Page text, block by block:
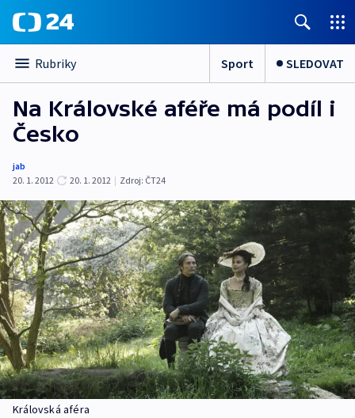
Rubriky Sport SLEDOVAT
Na Královské aféře má podíl i
Česko
jab
20. 1. 2012
20. 1. 2012 | Zdroj: ČT24
Královská aféra